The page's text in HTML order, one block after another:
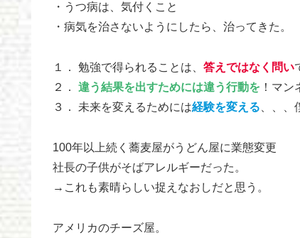
・うつ病は、気付くこと
・病気を治さないようにしたら、治ってきた。
１． 勉強で得られることは、 答えではなく問い
２． 違う結果を出すためには違う行動を ！マ
３． 未来を変えるためには経験を変える 、、
100年以上続く蕎麦屋がうどん屋に業態変更
社長の子供がそばアレルギーだった。
→これも素晴らしい捉えなおしだと思う。
アメリカのチーズ屋。